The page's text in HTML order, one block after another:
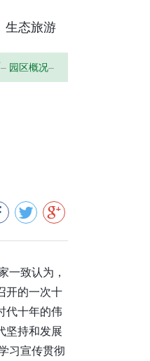
生态旅游
– 园区概况–
一致认为，
开的一次十
代十年的伟
坚持和发展
习宣传贯彻